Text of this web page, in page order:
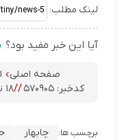
لینک مطلب:
آیا این خبر مفید بود؟
صفحه اصلی
کدخبر:۵۷۰۹۰۵ //۱۸ تیر ۱۴۰۵
برچسب ها: چابهار